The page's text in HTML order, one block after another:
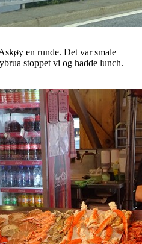
en runde. Det var smale
stoppet vi og hadde lunch.